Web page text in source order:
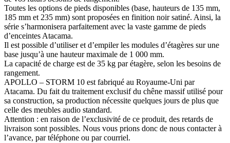
Toutes les options de pieds disponibles (base, hauteurs de 135 mm,
185 mm et 235 mm) sont proposées en finition noir satiné. Ainsi, la
série s’harmonisera parfaitement avec la vaste gamme de pieds
d’enceintes Atacama.
Il est possible d’utiliser et d’empiler les modules d’étagères sur une
base jusqu’à une hauteur maximale de 1 000 mm.
La capacité de charge est de 35 kg par étagère, selon les besoins de
rangement.
APOLLO – STORM 10 est fabriqué au Royaume-Uni par
Atacama. Du fait du traitement exclusif du chêne massif utilisé pour
sa construction, sa production nécessite quelques jours de plus que
celle des meubles audio standard.
Attention : en raison de l’exclusivité de ce produit, des retards de
livraison sont possibles. Nous vous prions donc de nous contacter à
l’avance, par téléphone ou par courriel.